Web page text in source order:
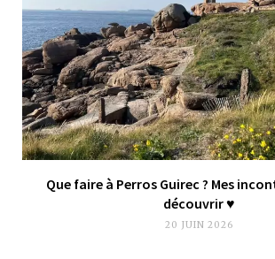
Que faire à Perros Guirec ? Mes
découvrir ♥︎
20 JUIN 2026